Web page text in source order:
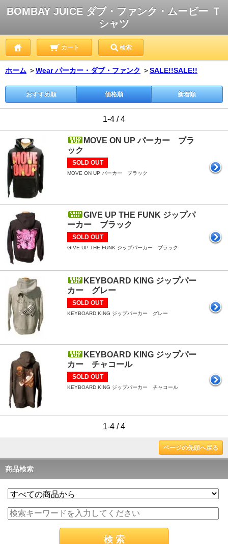
BOMBAY JUICE ダブ・ファンク・ムービー Ｔ
シャツ
カート 検索
ホーム ＞Wear パーカー・ダブ・ファンク ＞SALE!!SALE!!
おすすめ順 価格順 新着順
1-4 / 4
MOVE ON UP パーカー ブラ
ック
SOLD OUT
MOVE ON UP パーカー ブラック
GIVE UP THE FUNK ジップパ
ーカー ブラック
SOLD OUT
GIVE UP THE FUNK ジップパーカー ブラック
KEYBOARD KING ジップパー
カー グレー
SOLD OUT
KEYBOARD KING ジップパーカー グレー
KEYBOARD KING ジップパー
カー チャコール
SOLD OUT
KEYBOARD KING ジップパーカー チャコール
1-4 / 4
ページの先頭へ戻る
商品検索